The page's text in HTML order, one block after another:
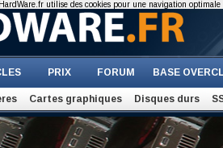
PRIX FORUM BASE
Cartes graphiques Disques durs
HardWare.fr utilise des cookies pour une navigation